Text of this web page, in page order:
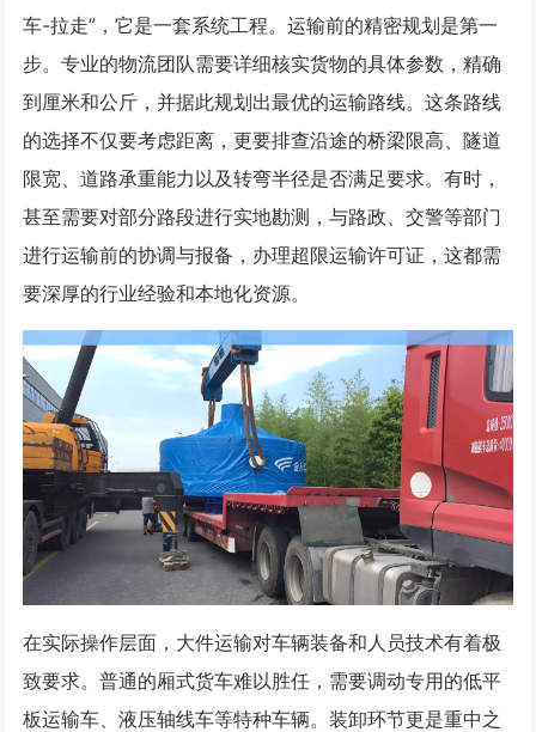
车-拉走”，它是一套系统工程。运输前的精密规划是第一
步。专业的物流团队需要详细核实货物的具体参数，精确
到厘米和公斤，并据此规划出最优的运输路线。这条路线
的选择不仅要考虑距离，更要排查沿途的桥梁限高、隧道
限宽、道路承重能力以及转弯半径是否满足要求。有时，
甚至需要对部分路段进行实地勘测，与路政、交警等部门
进行运输前的协调与报备，办理超限运输许可证，这都需
要深厚的行业经验和本地化资源。
在实际操作层面，大件运输对车辆装备和人员技术有着极
致要求。普通的厢式货车难以胜任，需要调动专用的低平
板运输车、液压轴线车等特种车辆。装卸环节更是重中之